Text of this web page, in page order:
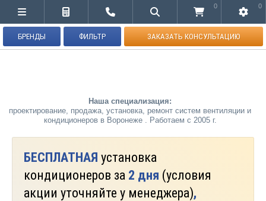
0 0
Наша специализация:
проектирование, продажа, установка, ремонт систем вентиляции и
кондиционеров в Воронеже . Работаем с 2005 г.
БРЕНДЫ ФИЛЬТР ЗАКАЗАТЬ КОНСУЛЬТАЦИЮ
БЕСПЛАТНАЯ установка
кондиционеров за 2 дня (условия
акции уточняйте у менеджера),